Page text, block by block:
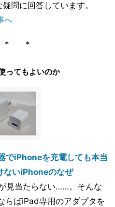
問に回答しています。
へ
* *
ってもよいのか
でiPhoneを充電しても本当
ないiPhoneのなぜ
見当たらない……。そんな
らばiPad専用のアダプタを